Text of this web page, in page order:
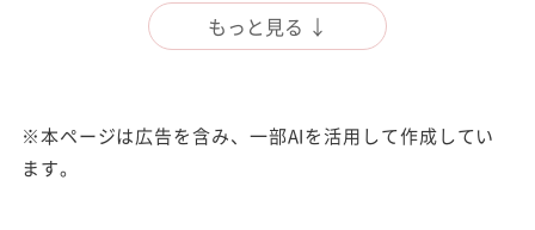
もっと見る ↓
※本ページは広告を含み、一部AIを活用して作成してい
ます。